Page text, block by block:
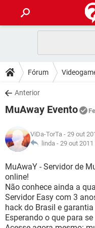
CELULAR
OUTLOOK
INSTAGRAM
DICAS
JOGOS
INSTAGRAM
GUIA DE COMPRAS
DOWNLOADS
JOGOS
OUTLOOK
INSTAGRAM
GUIA DE COMPRAS
JOGOS
CELULAR
OUTLOOK
INSTAGRAM
GUIA DE COMPRAS
GLOSSÁRIO
JOGOS
CELULAR
OUTLOOK
INSTAGRAM
Fórum
Anterior
MuAway Evento
ViDa-TorTa - 29 out
linda - 29 out 2011
MuAwaY - Servidor de
online!
Não conhece ainda a
Servidor Easy com 3
hack do Brasil e
Esperando o que para